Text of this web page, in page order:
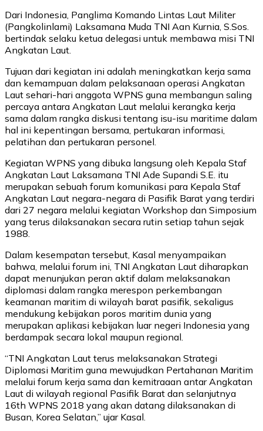
Dari Indonesia, Panglima Komando Lintas Laut Militer
(Pangkolinlami) Laksamana Muda TNI Aan Kurnia, S.Sos.
bertindak selaku ketua delegasi untuk membawa misi TNI
Angkatan Laut.
Tujuan dari kegiatan ini adalah meningkatkan kerja sama
dan kemampuan dalam pelaksanaan operasi Angkatan
Laut sehari-hari anggota WPNS guna membangun saling
percaya antara Angkatan Laut melalui kerangka kerja
sama dalam rangka diskusi tentang isu-isu maritime dalam
hal ini kepentingan bersama, pertukaran informasi,
pelatihan dan pertukaran personel.
Kegiatan WPNS yang dibuka langsung oleh Kepala Staf
Angkatan Laut Laksamana TNI Ade Supandi S.E. itu
merupakan sebuah forum komunikasi para Kepala Staf
Angkatan Laut negara-negara di Pasifik Barat yang terdiri
dari 27 negara melalui kegiatan Workshop dan Simposium
yang terus dilaksanakan secara rutin setiap tahun sejak
1988.
Dalam kesempatan tersebut, Kasal menyampaikan
bahwa, melalui forum ini, TNI Angkatan Laut diharapkan
dapat menunjukan peran aktif dalam melaksanakan
diplomasi dalam rangka merespon perkembangan
keamanan maritim di wilayah barat pasifik, sekaligus
mendukung kebijakan poros maritim dunia yang
merupakan aplikasi kebijakan luar negeri Indonesia yang
berdampak secara lokal maupun regional.
“TNI Angkatan Laut terus melaksanakan Strategi
Diplomasi Maritim guna mewujudkan Pertahanan Maritim
melalui forum kerja sama dan kemitraaan antar Angkatan
Laut di wilayah regional Pasifik Barat dan selanjutnya
16th WPNS 2018 yang akan datang dilaksanakan di
Busan, Korea Selatan,” ujar Kasal.